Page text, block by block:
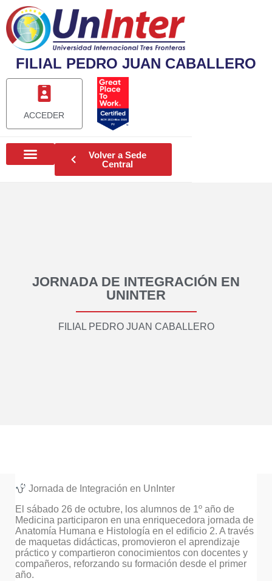
FILIAL PEDRO JUAN CABALLERO
ACCEDER
Volver a Sede
Central
JORNADA DE INTEGRACIÓN EN
UNINTER
FILIAL PEDRO JUAN CABALLERO
Jornada de Integración en UnInter
El sábado 26 de octubre, los alumnos de 1º año de
Medicina participaron en una enriquecedora jornada de
Anatomía Humana e Histología en el edificio 2. A través
de maquetas didácticas, promovieron el aprendizaje
práctico y compartieron conocimientos con docentes y
compañeros, reforzando su formación desde el primer
año.